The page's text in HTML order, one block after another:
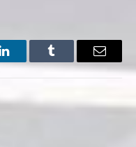
LinkedInTumblr Email